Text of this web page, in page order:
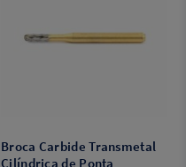
Broca Carbide Transmetal
Cilíndrica de Ponta